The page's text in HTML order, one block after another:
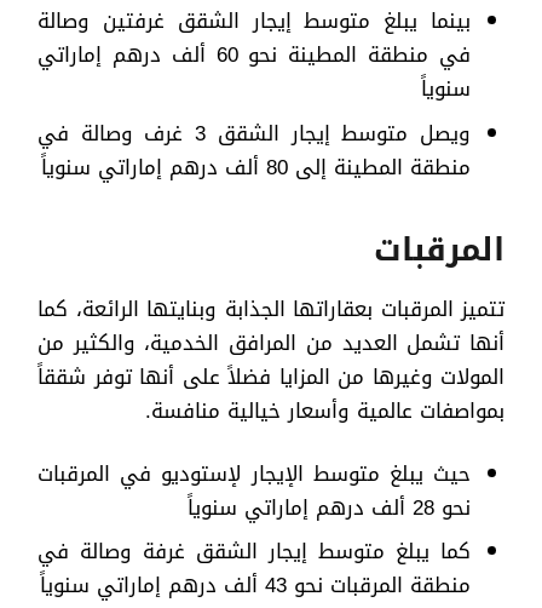
بينما يبلغ متوسط إيجار الشقق غرفتين وصالة
في منطقة المطينة نحو 60 ألف درهم إماراتي
سنوياً
ويصل متوسط إيجار الشقق 3 غرف وصالة في
منطقة المطينة إلى 80 ألف درهم إماراتي سنوياً
المرقبات
تتميز المرقبات بعقاراتها الجذابة وبنايتها الرائعة، كما
أنها تشمل العديد من المرافق الخدمية، والكثير من
المولات وغيرها من المزايا فضلاً على أنها توفر شققاً
بمواصفات عالمية وأسعار خيالية منافسة.
حيث يبلغ متوسط الإيجار لإستوديو في المرقبات
نحو 28 ألف درهم إماراتي سنوياً
كما يبلغ متوسط إيجار الشقق غرفة وصالة في
منطقة المرقبات نحو 43 ألف درهم إماراتي سنوياً